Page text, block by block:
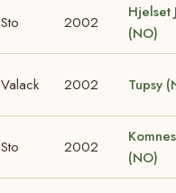
Sto 2002
Hjelset
(NO)
Valack 2002 Tupsy
Sto 2002
(NO)